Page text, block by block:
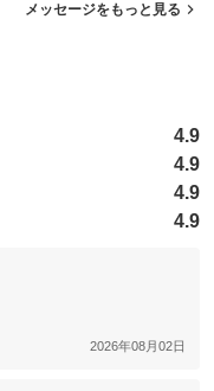
メッセージをもっと見る
4.9
4.9
4.9
4.9
2026年08月02日